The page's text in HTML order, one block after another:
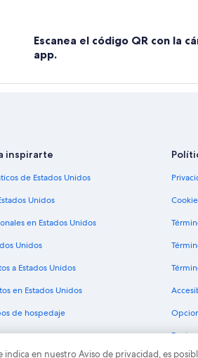
Escanea el código QR con la
app.
inspirarte
de Estados Unidos
Unidos
en Estados Unidos
Unidos
a Estados Unidos
en Estados Unidos
de hospedaje
en nuestro Aviso de privacidad, es